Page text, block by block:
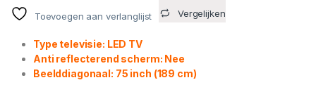
Toevoegen aan verlanglijst Vergelijken
Type televisie: LED TV
Anti reflecterend scherm: Nee
Beelddiagonaal: 75 inch (189 cm)